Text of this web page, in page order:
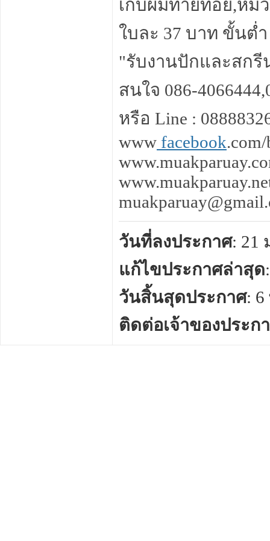
เก็บผมท้ายทอย,หม
ใบละ 37 บาท ขั้นต่
"รับงานปักและสก
สนใจ 086-
หรือ Line :
www facebook
วันที่ลงประกาศ: 21
แก้ไขประกาศล่าสุด
วันสิ้นสุดประกาศ: 6
ติดต่อเจ้าของประก